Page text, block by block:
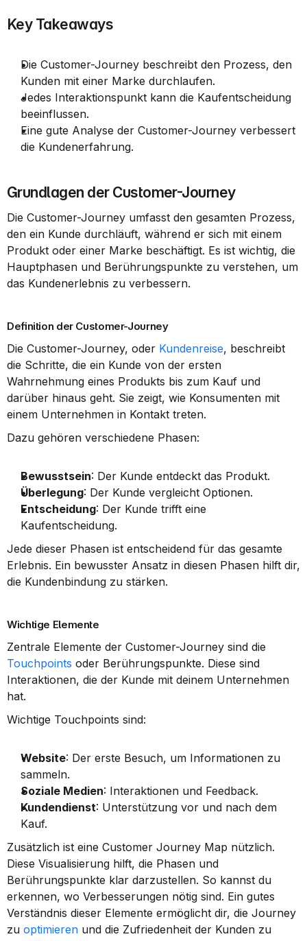
Key Takeaways
Die Customer-Journey beschreibt den Prozess, den
Kunden mit einer Marke durchlaufen.
Jedes Interaktionspunkt kann die Kaufentscheidung
beeinflussen.
Eine gute Analyse der Customer-Journey verbessert
die Kundenerfahrung.
Grundlagen der Customer-Journey
Die Customer-Journey umfasst den gesamten Prozess,
den ein Kunde durchläuft, während er sich mit einem
Produkt oder einer Marke beschäftigt. Es ist wichtig, die
Hauptphasen und Berührungspunkte zu verstehen, um
das Kundenerlebnis zu verbessern.
Definition der Customer-Journey
Die Customer-Journey, oder Kundenreise, beschreibt
die Schritte, die ein Kunde von der ersten
Wahrnehmung eines Produkts bis zum Kauf und
darüber hinaus geht. Sie zeigt, wie Konsumenten mit
einem Unternehmen in Kontakt treten.
Dazu gehören verschiedene Phasen:
Bewusstsein: Der Kunde entdeckt das Produkt.
Überlegung: Der Kunde vergleicht Optionen.
Entscheidung: Der Kunde trifft eine
Kaufentscheidung.
Jede dieser Phasen ist entscheidend für das gesamte
Erlebnis. Ein bewusster Ansatz in diesen Phasen hilft dir,
die Kundenbindung zu stärken.
Wichtige Elemente
Touchpoints oder Berührungspunkte. Diese sind
Interaktionen, die der Kunde mit deinem Unternehmen
hat.
Wichtige Touchpoints sind:
Website: Der erste Besuch, um Informationen zu
sammeln.
Soziale Medien: Interaktionen und Feedback.
Kundendienst: Unterstützung vor und nach dem
Kauf.
Zusätzlich ist eine Customer Journey Map nützlich.
Diese Visualisierung hilft, die Phasen und
Berührungspunkte klar darzustellen. So kannst du
erkennen, wo Verbesserungen nötig sind. Ein gutes
Verständnis dieser Elemente ermöglicht dir, die Journey
zu optimieren und die Zufriedenheit der Kunden zu